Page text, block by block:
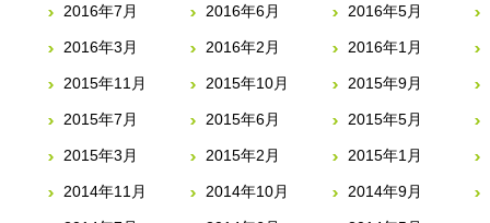
2016年7月 2016年6月 2016年5月
2016年3月 2016年2月 2016年1月
2015年11月 2015年10月 2015年9月
2015年7月 2015年6月 2015年5月
2015年3月 2015年2月 2015年1月
2014年11月 2014年10月 2014年9月